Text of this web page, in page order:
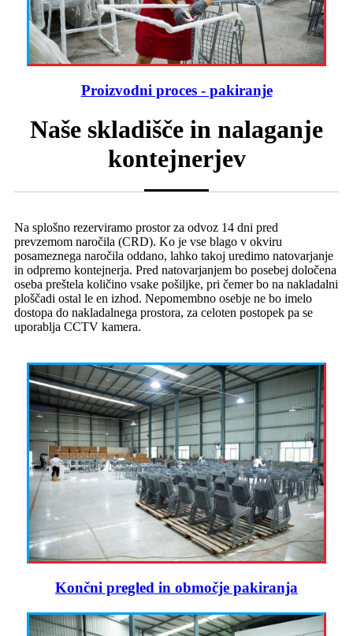
Proizvodni proces - pakiranje
Naše skladišče in nalaganje
kontejnerjev
Na splošno rezerviramo prostor za odvoz 14 dni pred
prevzemom naročila (CRD). Ko je vse blago v okviru
posameznega naročila oddano, lahko takoj uredimo natovarjanje
in odpremo kontejnerja. Pred natovarjanjem bo posebej določena
oseba preštela količino vsake pošiljke, pri čemer bo na nakladalni
ploščadi ostal le en izhod. Nepomembno osebje ne bo imelo
dostopa do nakladalnega prostora, za celoten postopek pa se
uporablja CCTV kamera.
Končni pregled in območje pakiranja